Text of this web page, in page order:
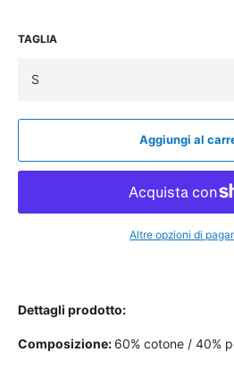
TAGLIA
Aggiungi al
Altre opzioni di
Dettagli prodotto:
Composizione: 60% cotone / 40%